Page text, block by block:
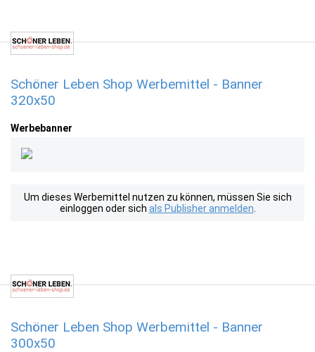
Schöner Leben Shop Werbemittel - Banner
320x50
Werbebanner
Um dieses Werbemittel nutzen zu können, müssen Sie sich
einloggen oder sich als Publisher anmelden
Schöner Leben Shop Werbemittel - Banner
300x50